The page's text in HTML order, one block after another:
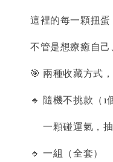
這裡的每一顆扭
不管是想療癒自
🎯 兩種收藏方式
🔹 隨機不挑款（1
一顆碰運氣，抽
🔹 一組（全套）